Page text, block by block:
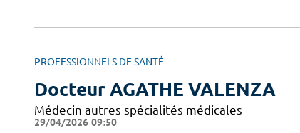
PROFESSIONNELS DE SANTÉ
Docteur AGATHE VALENZA
Médecin autres spécialités médicales
29/04/2026 09:50